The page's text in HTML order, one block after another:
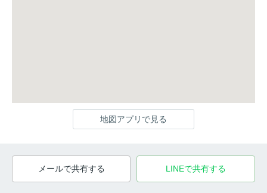
地図アプリで見る
メールで共有する LINEで共有する